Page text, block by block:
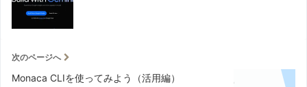
次のページへ
Monaca CLIを使ってみよう（活用編）